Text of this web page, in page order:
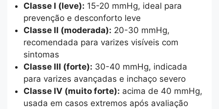
Classe I (leve): 15-20 mmHg, ideal para
prevenção e desconforto leve
Classe II (moderada): 20-30 mmHg,
recomendada para varizes visíveis com
sintomas
Classe III (forte): 30-40 mmHg, indicada
para varizes avançadas e inchaço severo
Classe IV (muito forte): acima de 40 mmHg,
usada em casos extremos após avaliação